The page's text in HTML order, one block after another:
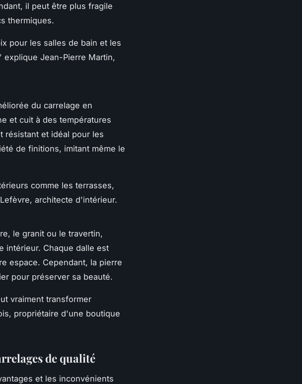
il peut être plus fragile
thermiques.
pour les salles de bain et les
explique Jean-Pierre Martin,
du carrelage en
et cuit à des températures
résistant et idéal pour les
de finitions, imitant même le
comme les terrasses,
architecte d'intérieur.
le granit ou le travertin,
intérieur. Chaque dalle est
espace. Cependant, la pierre
pour préserver sa beauté.
vraiment transformer
propriétaire d'une boutique
de qualité
et les inconvénients